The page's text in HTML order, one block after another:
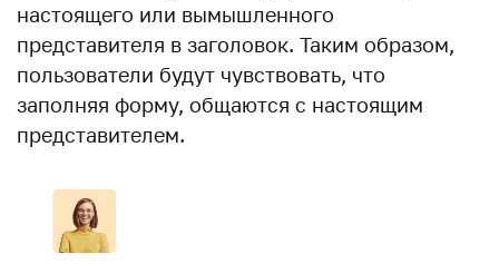
настоящего или вымышленного
представителя в заголовок. Таким образом,
пользователи будут чувствовать, что
заполняя форму, общаются с настоящим
представителем.